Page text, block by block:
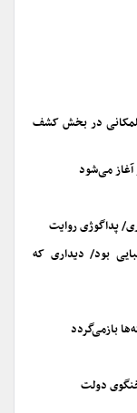
گلمکانی در بخش کشف
آغاز می‌شود
پداگوژی روایت
شکیبایی بود/ دیداری که
بازمی‌گردد
دولت